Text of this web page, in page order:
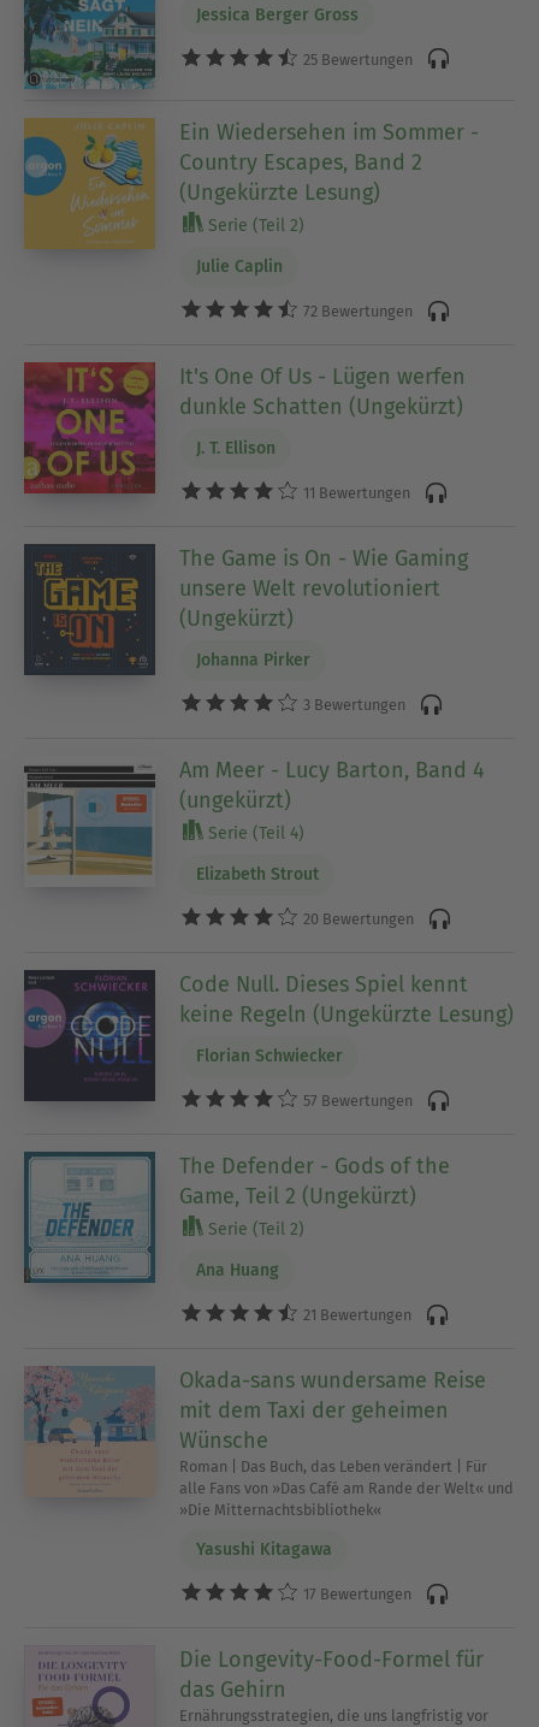
Jessica Berger Gross
25 Bewertungen
Ein Wiedersehen im Sommer -
Country Escapes, Band 2
(Ungekürzte Lesung)
Serie (Teil 2)
Julie Caplin
72 Bewertungen
It's One Of Us - Lügen werfen
dunkle Schatten (Ungekürzt)
J. T. Ellison
11 Bewertungen
The Game is On - Wie Gaming
unsere Welt revolutioniert
(Ungekürzt)
Johanna Pirker
3 Bewertungen
Am Meer - Lucy Barton, Band 4
(ungekürzt)
Serie (Teil 4)
Elizabeth Strout
20 Bewertungen
Code Null. Dieses Spiel kennt
keine Regeln (Ungekürzte Lesung)
Florian Schwiecker
57 Bewertungen
The Defender - Gods of the
Game, Teil 2 (Ungekürzt)
Serie (Teil 2)
Ana Huang
21 Bewertungen
Okada-sans wundersame Reise
mit dem Taxi der geheimen
Wünsche
Roman | Das Buch, das Leben verändert | Für
alle Fans von »Das Café am Rande der Welt« und
»Die Mitternachtsbibliothek«
Yasushi Kitagawa
17 Bewertungen
Die Longevity-Food-Formel für
das Gehirn
Ernährungsstrategien, die uns langfristig vor